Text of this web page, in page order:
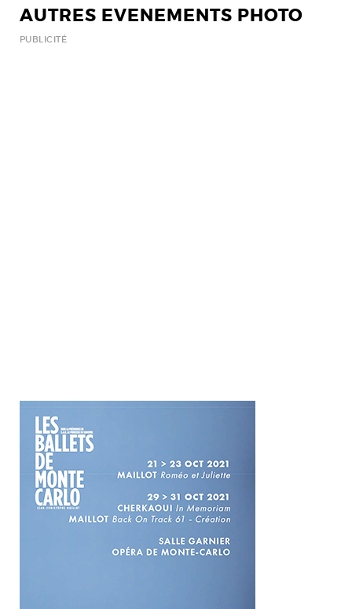
AUTRES EVENEMENTS PHOTO
PUBLICITÉ